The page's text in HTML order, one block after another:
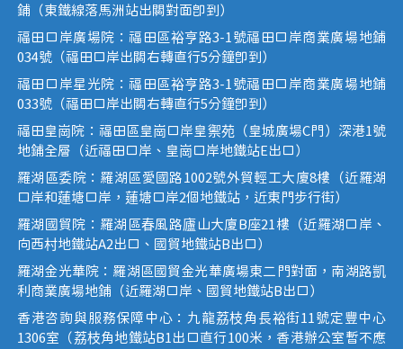
鋪（東鐵線落馬洲站出關對面即到）
福田口岸廣場院：福田區裕亨路3-1號福田口岸商業廣場地鋪
034號（福田口岸出關右轉直行5分鐘即到）
福田口岸星光院：福田區裕亨路3-1號福田口岸商業廣場地鋪
033號（福田口岸出關右轉直行5分鐘即到）
福田皇崗院：福田區皇崗口岸皇禦苑（皇城廣場C門）深港1號
地鋪全層（近福田口岸、皇崗口岸地鐵站E出口）
羅湖區委院：羅湖區愛國路1002號外貿輕工大廈8樓（近羅湖
口岸和蓮塘口岸，蓮塘口岸2個地鐵站，近東門步行街）
羅湖國貿院：羅湖區春風路廬山大廈B座21樓（近羅湖口岸、
向西村地鐵站A2出口、國貿地鐵站B出口）
羅湖金光華院：羅湖區國貿金光華廣場東二門對面，南湖路凱
利商業廣場地鋪（近羅湖口岸、國貿地鐵站B出口）
香港咨詢與服務保障中心：九龍荔枝角長裕街11號定豐中心
1306室（荔枝角地鐵站B1出口直行100米，香港辦公室暫不應